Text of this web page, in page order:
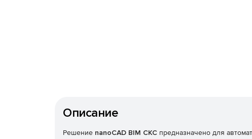
Описание
Решение nanoCAD BIM СКС предназначено для